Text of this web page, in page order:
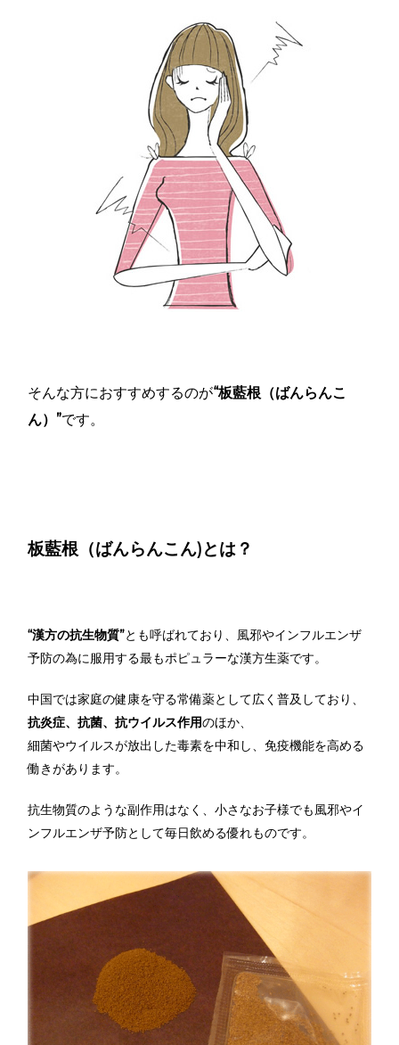
そんな方におすすめするのが“板藍根（ばんらんこ
ん）”です。
板藍根（ばんらんこん)とは？
“漢方の抗生物質”とも呼ばれており、風邪やインフルエンザ
予防の為に服用する最もポピュラーな漢方生薬です。
中国では家庭の健康を守る常備薬として広く普及しており、
抗炎症、抗菌、抗ウイルス作用のほか、
細菌やウイルスが放出した毒素を中和し、免疫機能を高める
働きがあります。
抗生物質のような副作用はなく、小さなお子様でも風邪やイ
ンフルエンザ予防として毎日飲める優れものです。